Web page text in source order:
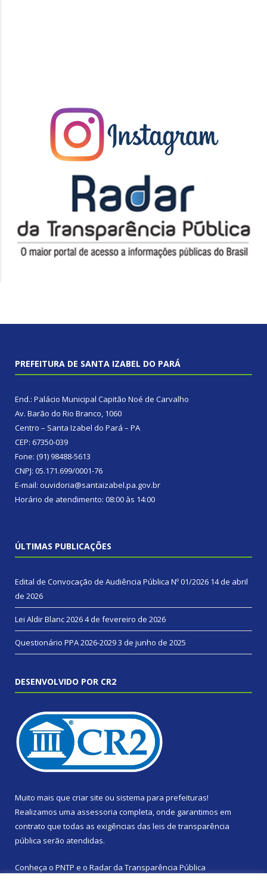
PREFEITURA DE SANTA IZABEL DO PARÁ
End.: Palácio Municipal Capitão Noé de Carvalho
Av. Barão do Rio Branco, 1060
Centro – Santa Izabel do Pará – PA
CEP: 67350-039
Fone: (91) 98488-5613
CNPJ: 05.171.699/0001-76
E-mail: ouvidoria@santaizabel.pa.gov.br
Horário de atendimento: 08:00 às 14:00
ÚLTIMAS PUBLICAÇÕES
Edital de Convocação de Audiência Pública Nº 01/2026 14 de abril
de 2026
Lei Aldir Blanc 20264 de fevereiro de 2026
Questionário PPA 2026-20293 de junho de 2025
DESENVOLVIDO POR CR2
Muito mais que criar site ou sistema para prefeituras!
Realizamos uma assessoria completa, onde garantimos em
contrato que todas as exigências das leis de transparência
pública serão atendidas.
Conheça o PNTP e o Radar da Transparência Pública